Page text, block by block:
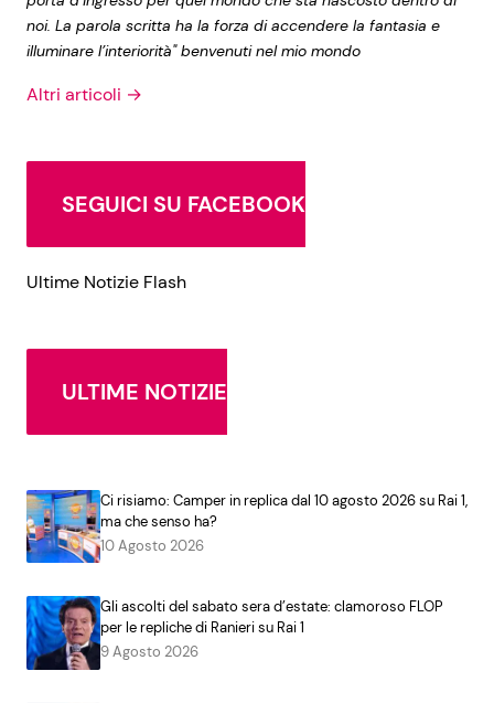
noi. La parola scritta ha la forza di accendere la fantasia e
illuminare l’interiorità" benvenuti nel mio mondo
Altri articoli →
SEGUICI SU FACEBOOK
Ultime Notizie Flash
ULTIME NOTIZIE
Ci risiamo: Camper in replica dal 10 agosto 2026 su Rai 1,
ma che senso ha?
10 Agosto 2026
Gli ascolti del sabato sera d’estate: clamoroso FLOP
per le repliche di Ranieri su Rai 1
9 Agosto 2026